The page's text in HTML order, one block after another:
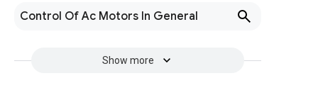
Control Of Ac Motors In General
Show more